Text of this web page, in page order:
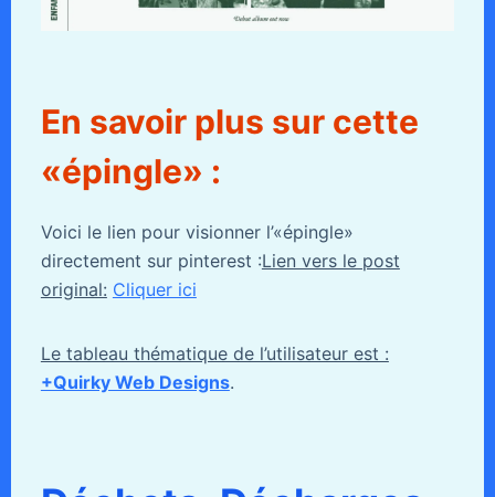
En savoir plus sur cette
«épingle» :
Voici le lien pour visionner l’«épingle»
directement sur pinterest :Lien vers le post
original: Cliquer ici
Le tableau thématique de l’utilisateur est :
+Quirky Web Designs.